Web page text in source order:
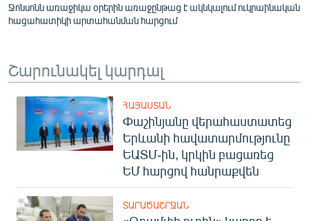
Ջոնսոնն առաջիկա օրերին առաջընթաց է ակնկալում ուկրաինական
հացահատիկի արտահանման հարցում
Շարունակել կարդալ
ՀԱՅԱՍՏԱՆ
Փաշինյանը վերահաստատեց
Երևանի հավատարմությունը
ԵԱՏՄ-ին, կրկին բացառեց
ԵՄ հարցով հանրաքվեն
ՏԱՐԱԾԱՇՐՋԱՆ